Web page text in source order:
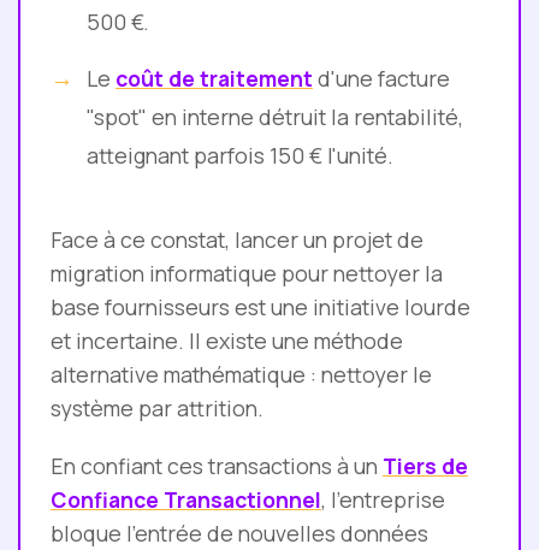
500 €.
Le coût de traitement d'une facture
"spot" en interne détruit la rentabilité,
atteignant parfois 150 € l'unité.
Face à ce constat, lancer un projet de
migration informatique pour nettoyer la
base fournisseurs est une initiative lourde
et incertaine. Il existe une méthode
alternative mathématique : nettoyer le
système par attrition.
En confiant ces transactions à un Tiers de
Confiance Transactionnel, l'entreprise
bloque l'entrée de nouvelles données